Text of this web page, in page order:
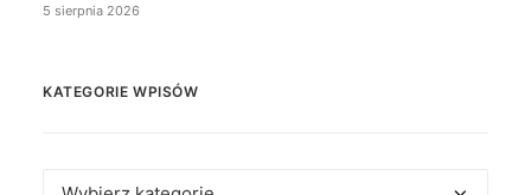
5 sierpnia 2026
KATEGORIE WPISÓW
Kategorie